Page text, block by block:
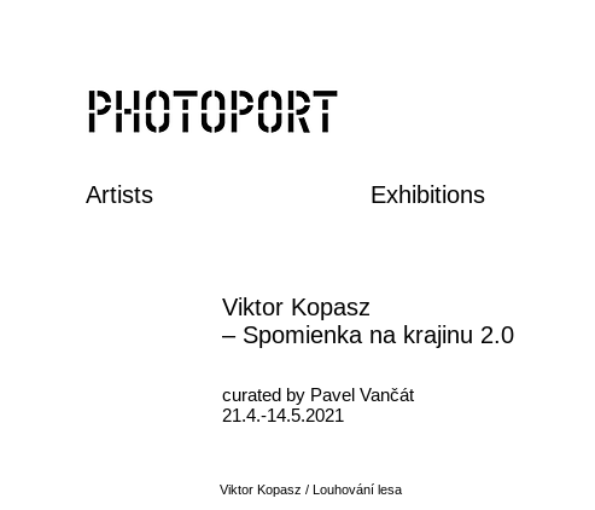
Artists Exhibitions
Viktor Kopasz
– Spomienka na krajinu 2.0
curated by Pavel Vančát
21.4.-14.5.2021
Viktor Kopasz / Louhování lesa